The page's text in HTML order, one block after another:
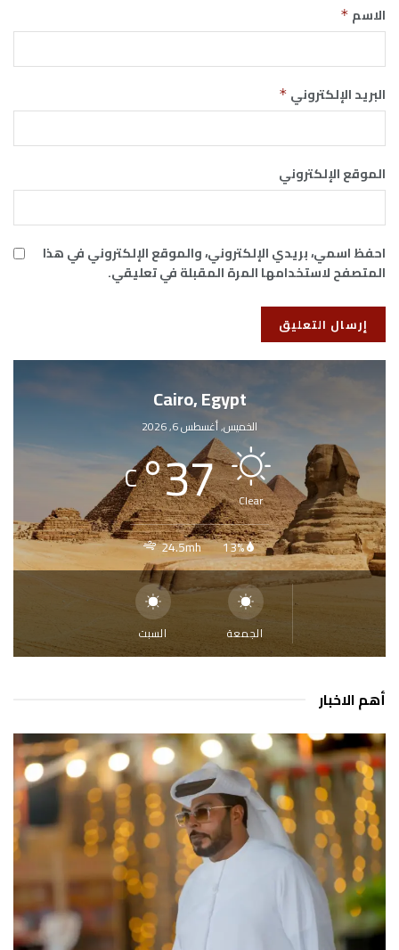
الاسم *
البريد الإلكتروني *
الموقع الإلكتروني
احفظ اسمي، بريدي الإلكتروني، والموقع الإلكتروني في هذا
المتصفح لاستخدامها المرة المقبلة في تعليقي.
Cairo, Egypt
الخميس, أغسطس 6, 2026
Clear
37
°
C
13%
24.5mh
الجمعة السبت
أهم الاخبار